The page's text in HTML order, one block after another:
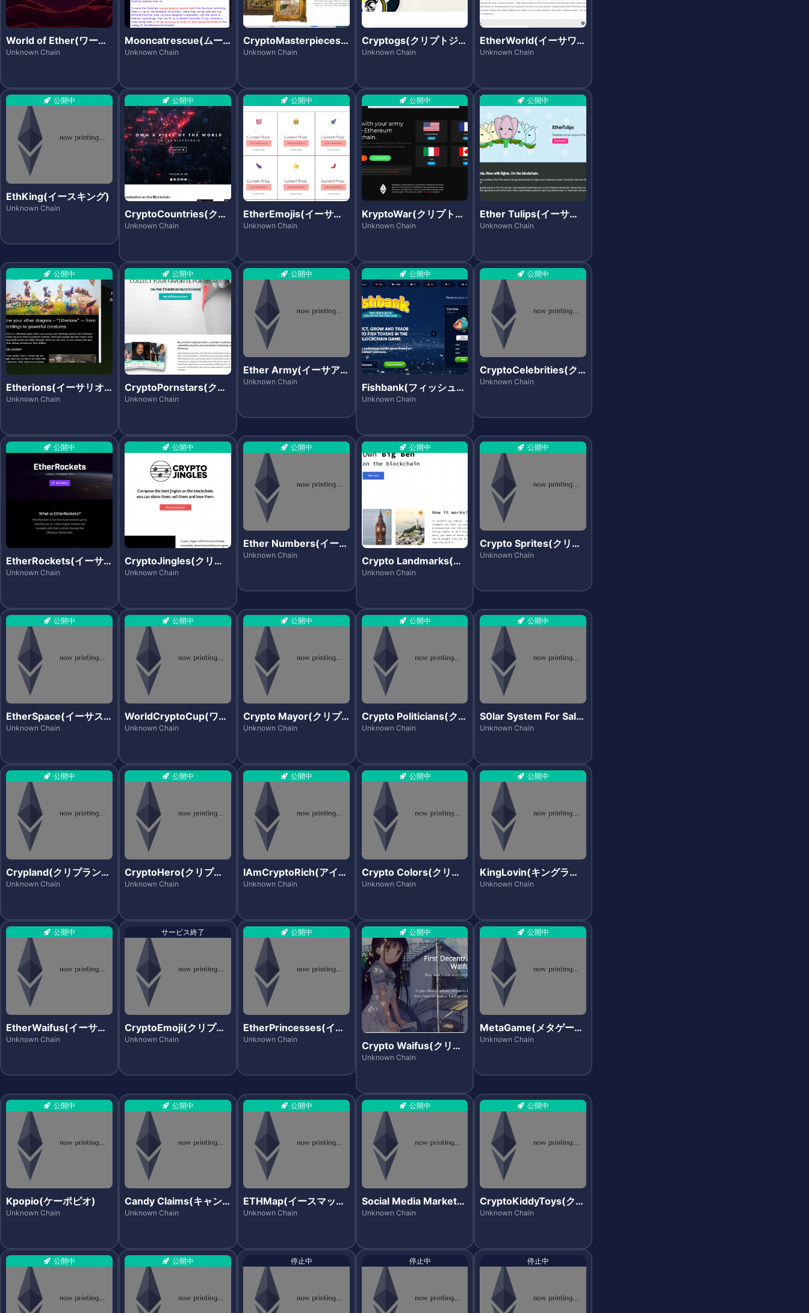
World of Ether(ワール
ド・オブ・イーサ)
Unknown Chain
Mooncatrescue(ムー
ンキャットレスキュー)
Unknown Chain
CryptoMasterpieces
(クリプトマスターピー
Unknown Chain
Cryptogs(クリプトジー
エス)
Unknown Chain
EtherWorld(イーサワ
ールド)
Unknown Chain
公開中
EthKing(イースキング)
Unknown Chain
公開中
CryptoCountries(クリ
プトカントリーズ)
Unknown Chain
公開中
EtherEmojis(イーサエ
モジズ)
Unknown Chain
公開中
KryptoWar(クリプトウ
ォー)
Unknown Chain
公開中
Ether Tulips(イーサチ
ューリップス)
Unknown Chain
公開中
Etherions(イーサリオ
ンズ)
Unknown Chain
公開中
CryptoPornstars(クリ
プトポーンスターズ)
Unknown Chain
公開中
Ether Army(イーサア
ーミー)
Unknown Chain
公開中
Fishbank(フィッシュバ
ンク)
Unknown Chain
公開中
CryptoCelebrities(ク
リプトセレブリティー
Unknown Chain
公開中
EtherRockets(イーサ
ロケッツ)
Unknown Chain
公開中
CryptoJingles(クリプ
トジングルズ)
Unknown Chain
公開中
Ether Numbers(イーサ
ナンバーズ)
Unknown Chain
公開中
Crypto Landmarks(ク
リプトランドマークス)
Unknown Chain
公開中
Crypto Sprites(クリプ
トスプライツ)
Unknown Chain
公開中
EtherSpace(イーサス
ペース)
Unknown Chain
公開中
WorldCryptoCup(ワー
ルドクリプトカップ)
Unknown Chain
公開中
Crypto Mayor(クリプ
トメイヤー)
Unknown Chain
公開中
Crypto Politicians(クリ
プトポリティシャンズ)
Unknown Chain
公開中
S0lar System For Sale
(ソーラーシステムズフ
Unknown Chain
公開中
Crypland(クリプラン
ド)
Unknown Chain
公開中
CryptoHero(クリプト
ヒーロー)
Unknown Chain
公開中
IAmCryptoRich(アイア
ムクリプトリッチ)
Unknown Chain
公開中
Crypto Colors(クリプ
トカラーズ)
Unknown Chain
公開中
KingLovin(キングラビ
ン)
Unknown Chain
公開中
EtherWaifus(イーサワ
イフス)
Unknown Chain
サービス終了
CryptoEmoji(クリプト
エモジ)
Unknown Chain
公開中
EtherPrincesses(イー
サプリンセス)
Unknown Chain
公開中
Crypto Waifus(クリプ
トワイフス)
Unknown Chain
公開中
MetaGame(メタゲー
ム)
Unknown Chain
公開中
Kpopio(ケーポピオ)
Unknown Chain
公開中
Candy Claims(キャン
ディクレイムズ)
Unknown Chain
公開中
ETHMap(イースマッ
プ)
Unknown Chain
公開中
Social Media Market
(ソーシャルメディアマ
Unknown Chain
公開中
CryptoKiddyToys(クリ
プトキディトイズ)
Unknown Chain
公開中 公開中 停止中 停止中 停止中